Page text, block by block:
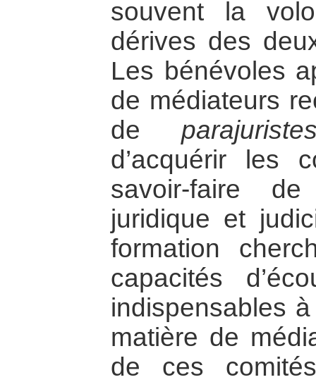
souvent la
dérives des
Les bénévoles
de médiateurs
de
d’acquérir les
savoir-faire
juridique et
formation
capacités
indispensables
matière de
de ces